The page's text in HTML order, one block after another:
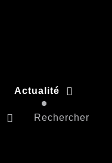
Actualité
Rechercher